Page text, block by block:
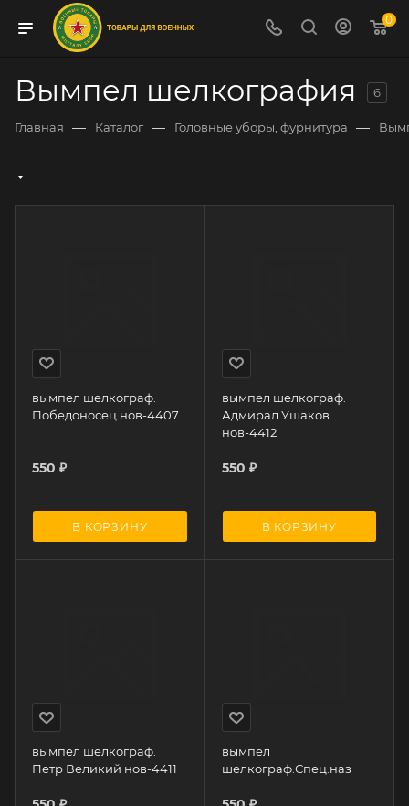
0
Вымпел шелкография 6
Главная — Каталог — Головные уборы, фурнитура —
вымпел шелкограф.
Победоносец нов-4407
550 ₽
В КОРЗИНУ
вымпел шелкограф.
Адмирал Ушаков
нов-4412
550 ₽
В КОРЗИНУ
вымпел шелкограф.
Петр Великий нов-4411
вымпел
шелкограф.Спец.наз